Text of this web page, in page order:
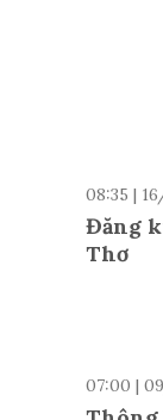
08:35 |
Đăng
Thơ
07:00 |